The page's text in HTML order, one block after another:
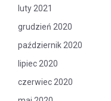
luty 2021
grudzień 2020
październik 2020
lipiec 2020
czerwiec 2020